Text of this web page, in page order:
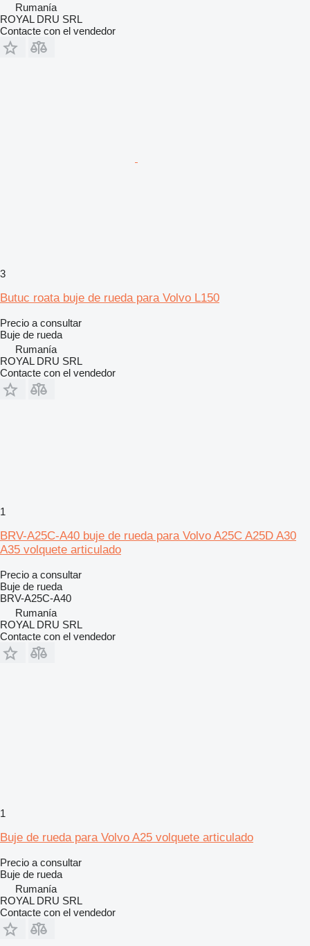
Rumanía
ROYAL DRU SRL
Contacte con el vendedor
3
Butuc roata buje de rueda para Volvo L150
Precio a consultar
Buje de rueda
Rumanía
ROYAL DRU SRL
Contacte con el vendedor
1
BRV-A25C-A40 buje de rueda para Volvo A25C A25D A30
A35 volquete articulado
Precio a consultar
Buje de rueda
BRV-A25C-A40
Rumanía
ROYAL DRU SRL
Contacte con el vendedor
1
Buje de rueda para Volvo A25 volquete articulado
Precio a consultar
Buje de rueda
Rumanía
ROYAL DRU SRL
Contacte con el vendedor